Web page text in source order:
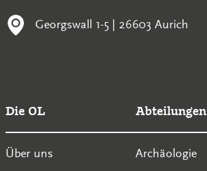
Georgswall 1-5 | 26603 Aurich
Die OL
Über uns
Abteilungen
Archäologie